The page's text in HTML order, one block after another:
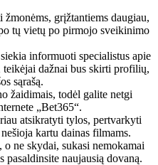
grįžtantiems daugiau,
tų vietų po pirmojo sveikinimo
informuoti specialistus apie
dažnai bus skirti profilių,
sąrašą.
žaidimais, todėl galite netgi
„Bet365“.
atsikratyti tylos, pertvarkyti
kartu dainas filmams.
ne skydai, sukasi nemokamai
naujausią dovaną.